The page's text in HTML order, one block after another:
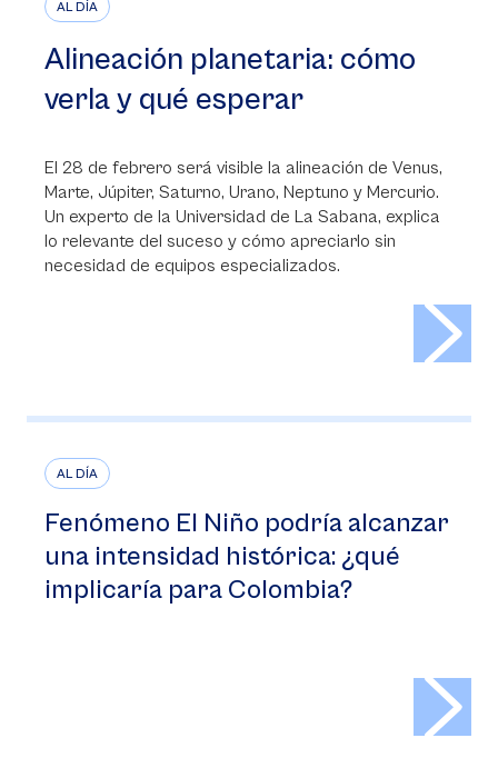
AL DÍA
Alineación planetaria: cómo
verla y qué esperar
El 28 de febrero será visible la alineación de Venus,
Marte, Júpiter, Saturno, Urano, Neptuno y Mercurio.
Un experto de la Universidad de La Sabana, explica
lo relevante del suceso y cómo apreciarlo sin
necesidad de equipos especializados.
AL DÍA
Fenómeno El Niño podría alcanzar
una intensidad histórica: ¿qué
implicaría para Colombia?